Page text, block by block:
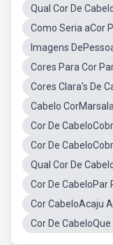
Qual Cor De
Como Seria aCor
Imagens
Cores Para Cor
Cores Clara's De
Cabelo CorMarsala
Cor De
Cor De
Qual Cor De
Cor De CabeloPar
Cor CabeloAcaju
Cor De